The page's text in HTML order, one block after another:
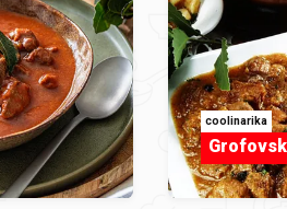
coolinarika